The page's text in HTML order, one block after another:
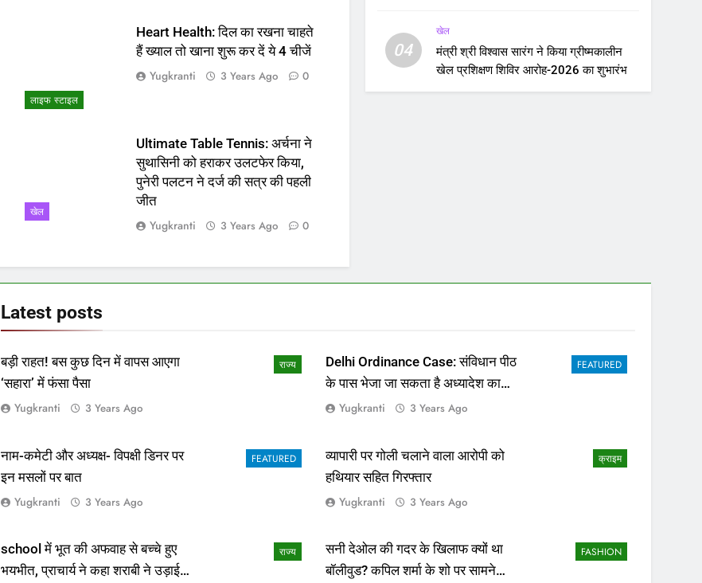
लाइफ स्टाइल
Heart Health: दिल का रखना चाहते
हैं ख्याल तो खाना शुरू कर दें ये 4 चीजें
Yugkranti 3 Years Ago 0
खेल
Ultimate Table Tennis: अर्चना ने
सुथासिनी को हराकर उलटफेर किया,
पुनेरी पलटन ने दर्ज की सत्र की पहली
जीत
Yugkranti 3 Years Ago 0
04
खेल
मंत्री श्री विश्वास सारंग ने किया ग्रीष्मकालीन
खेल प्रशिक्षण शिविर आरोह-2026 का शुभारंभ
Latest posts
राज्य
बड़ी राहत! बस कुछ दिन में वापस आएगा
‘सहारा’ में फंसा पैसा
Yugkranti 3 Years Ago
FEATURED
Delhi Ordinance Case: संविधान पीठ
के पास भेजा जा सकता है अध्यादेश का
मामलाYugkranti 3 Years Ago
FEATURED
नाम-कमेटी और अध्यक्ष- विपक्षी डिनर पर
इन मसलों पर बात
Yugkranti 3 Years Ago
क्राइम
व्यापारी पर गोली चलाने वाला आरोपी को
हथियार सहित गिरफ्तार
Yugkranti 3 Years Ago
राज्य
school में भूत की अफवाह से बच्चे हुए
भयभीत, प्राचार्य ने कहा शराबी ने उड़ाई
FASHION
सनी देओल की गदर के खिलाफ क्यों था
बॉलीवुड? कपिल शर्मा के शो पर सामने